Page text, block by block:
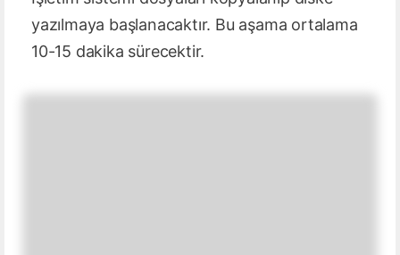
yazılmaya başlanacaktır. Bu aşama ortalama
10-15 dakika sürecektir.